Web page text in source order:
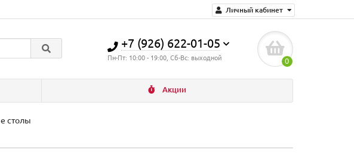
Личный кабинет
+7 (926) 622-01-05
Пн-Пт: 10:00 - 19:00, Сб-Вс: выходной 0
Акции
столы